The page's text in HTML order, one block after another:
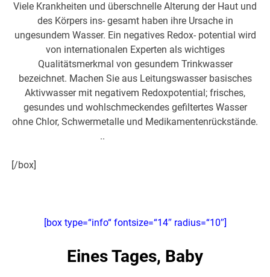
Viele Krankheiten und überschnelle Alterung der Haut und
des Körpers ins- gesamt haben ihre Ursache in
ungesundem Wasser. Ein negatives Redox- potential wird
von internationalen Experten als wichtiges
Qualitätsmerkmal von gesundem Trinkwasser
bezeichnet. Machen Sie aus Leitungswasser basisches
Aktivwasser mit negativem Redoxpotential; frisches,
gesundes und wohlschmeckendes gefiltertes Wasser
ohne Chlor, Schwermetalle und Medikamentenrückstände.
..
[/box]
[box type=“info“ fontsize=“14″ radius=“10″]
Eines Tages, Baby